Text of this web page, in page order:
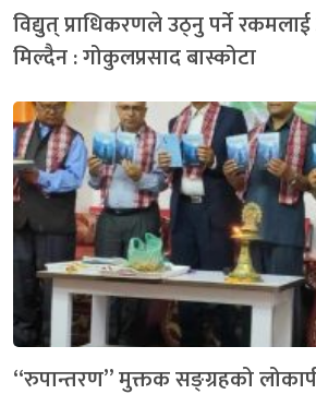
विद्युत् प्राधिकरणले उठ्नु पर्ने
मिल्दैन : गोकुलप्रसाद बास्कोटा
“रुपान्तरण” मुक्तक सङ्ग्रहको